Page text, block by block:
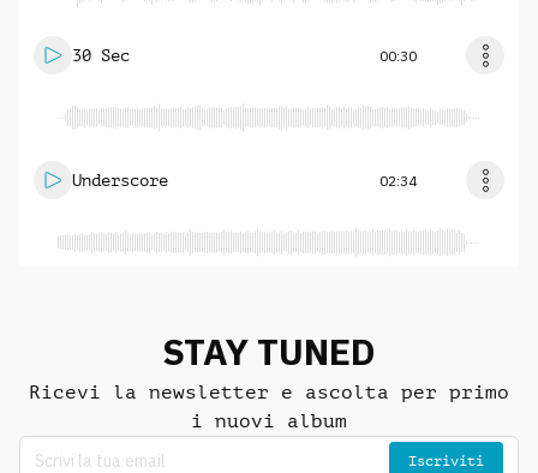
30 Sec 00:30
Underscore 02:34
STAY TUNED
Ricevi la newsletter e ascolta per primo
i nuovi album
Iscriviti